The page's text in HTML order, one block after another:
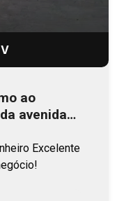
ao
avenida